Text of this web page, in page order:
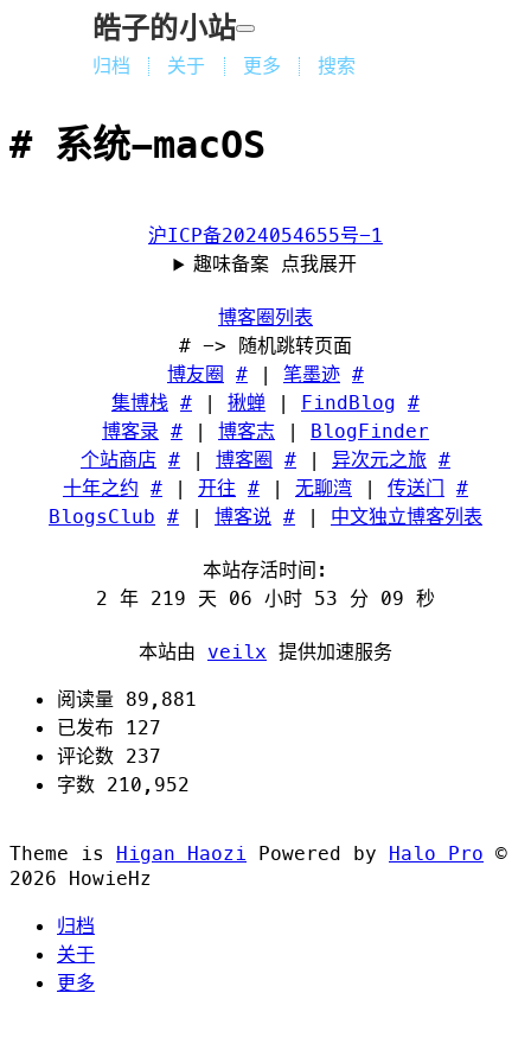
皓子的小站
归档 关于 更多 搜索
系统-macOS
沪ICP备2024054655号-1
趣味备案 点我展开
博客圈列表
# -> 随机跳转页面
博友圈 # | 笔墨迹 #
集博栈 # | 揪蝉 | FindBlog #
博客录 # | 博客志 | BlogFinder
个站商店 # | 博客圈 # | 异次元之旅 #
十年之约 # | 开往 # | 无聊湾 | 传送门 #
BlogsClub # | 博客说 # | 中文独立博客列表
本站存活时间:
2 年 219 天 06 小时 53 分 09 秒
本站由 veilx 提供加速服务
阅读量 89,881
已发布 127
评论数 237
字数 210,952
Theme is Higan Haozi Powered by Halo Pro ©
2026 HowieHz
归档
关于
更多